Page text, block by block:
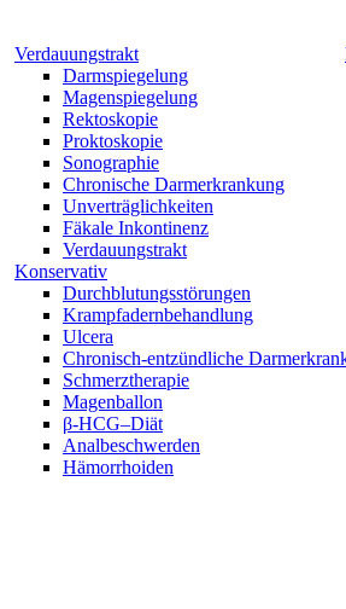
Verdauungstrakt
Darmspiegelung
Magenspiegelung
Rektoskopie
Proktoskopie
Sonographie
Chronische Darmerkrankung
Unverträglichkeiten
Fäkale Inkontinenz
Verdauungstrakt
Konservativ
Durchblutungsstörungen
Krampfadernbehandlung
Ulcera
Chronisch-entzündliche
Schmerztherapie
Magenballon
β-HCG–Diät
Analbeschwerden
Hämorrhoiden